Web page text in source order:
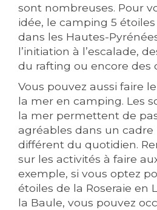
sont nombreuses. Pour
idée, le camping 5 étoiles
dans les Hautes-
l’initiation à l’escalade,
du rafting ou encore des
Vous pouvez aussi faire
la mer en camping. Les
la mer permettent de
agréables dans un
différent du quotidien.
sur les activités à faire
exemple, si vous optez
étoiles de la Roseraie en
la Baule, vous pouvez